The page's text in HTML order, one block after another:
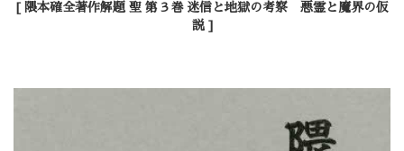
[ 隈本確全著作解題 聖 第３巻 迷信と地獄の考察 悪霊と魔界の仮
説 ]